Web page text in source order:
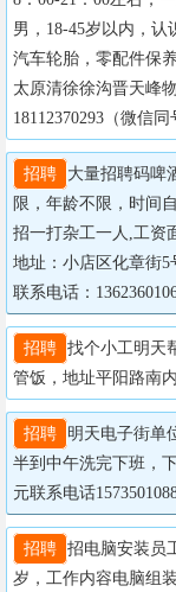
男，18-45岁以内，认
汽车轮胎，零配件保
太原清徐徐沟晋天峰
18112370293（微信同
招聘
大量招聘码啤
限，年龄不限，时间
招一打杂工一人,工资
地址：小店区化章街5
联系电话：
招聘 找个小工明天
管饭，地址平阳路南
招聘
明天电子街单
半到中午洗完下班，
元联系电话
招聘 招电脑安装员
岁，工作内容电脑组